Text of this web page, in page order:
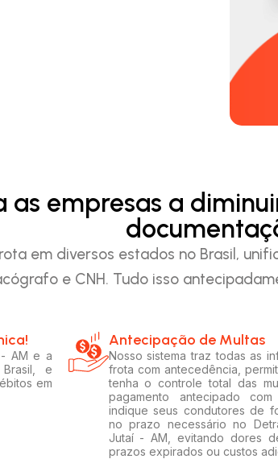
as empresas a
em diversos estados no Brasil,
e CNH. Tudo isso
- AM e a
e
em
Antecipação de Multas
Nosso sistema traz todas as
frota com antecedência,
tenha o controle total das
pagamento antecipado
indique seus condutores de
no prazo necessário no
Jutaí - AM, evitando dores
prazos expirados ou custos